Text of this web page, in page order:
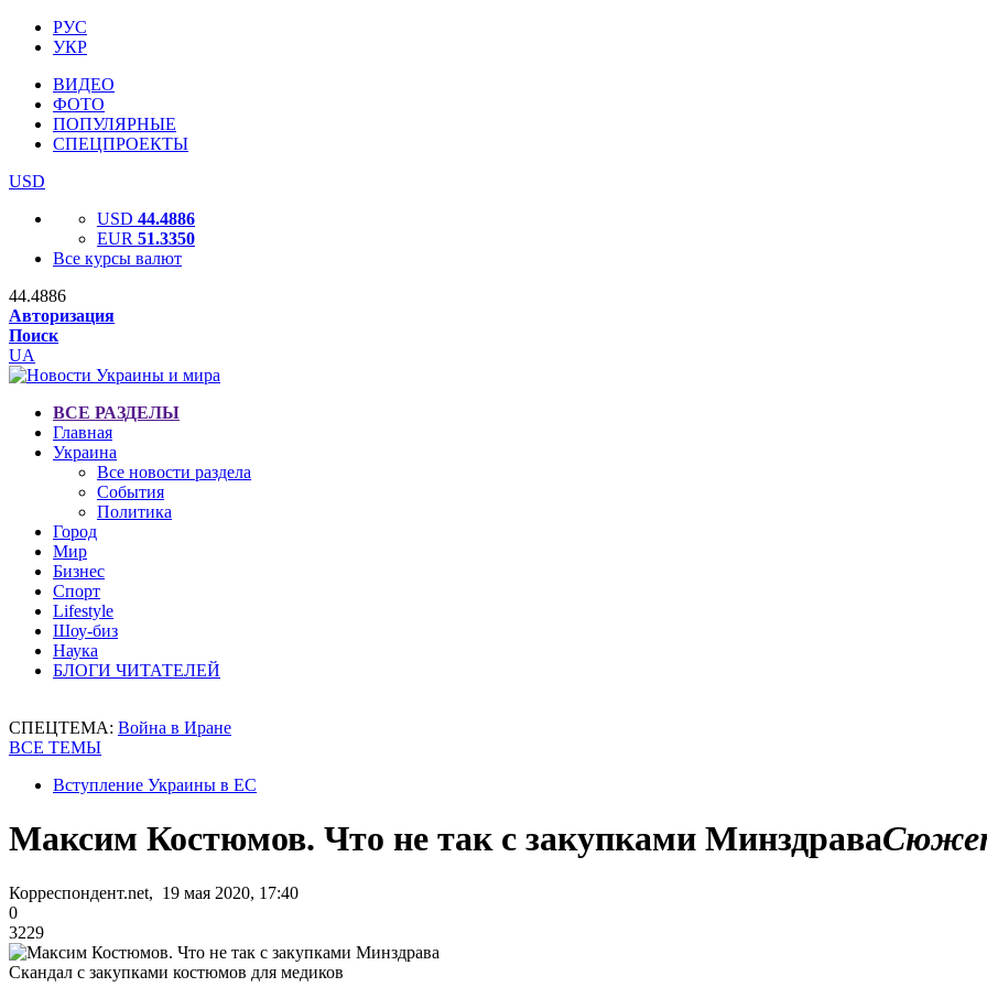
РУС
УКР
ВИДЕО
ФОТО
ПОПУЛЯРНЫЕ
СПЕЦПРОЕКТЫ
USD
USD 44.4886
EUR 51.3350
Все курсы валют
44.4886
Авторизация
Поиск
UA
ВСЕ РАЗДЕЛЫ
Главная
Украина
Все новости раздела
События
Политика
Город
Мир
Бизнес
Спорт
Lifestyle
Шоу-биз
Наука
БЛОГИ ЧИТАТЕЛЕЙ
СПЕЦТЕМА: Война в Иране
ВСЕ ТЕМЫ
Вступление Украины в ЕС
Максим Костюмов. Что не так с закупками Минздрава
Корреспондент.net, 19 мая 2020, 17:40
0
3229
Скандал с закупками костюмов для медиков